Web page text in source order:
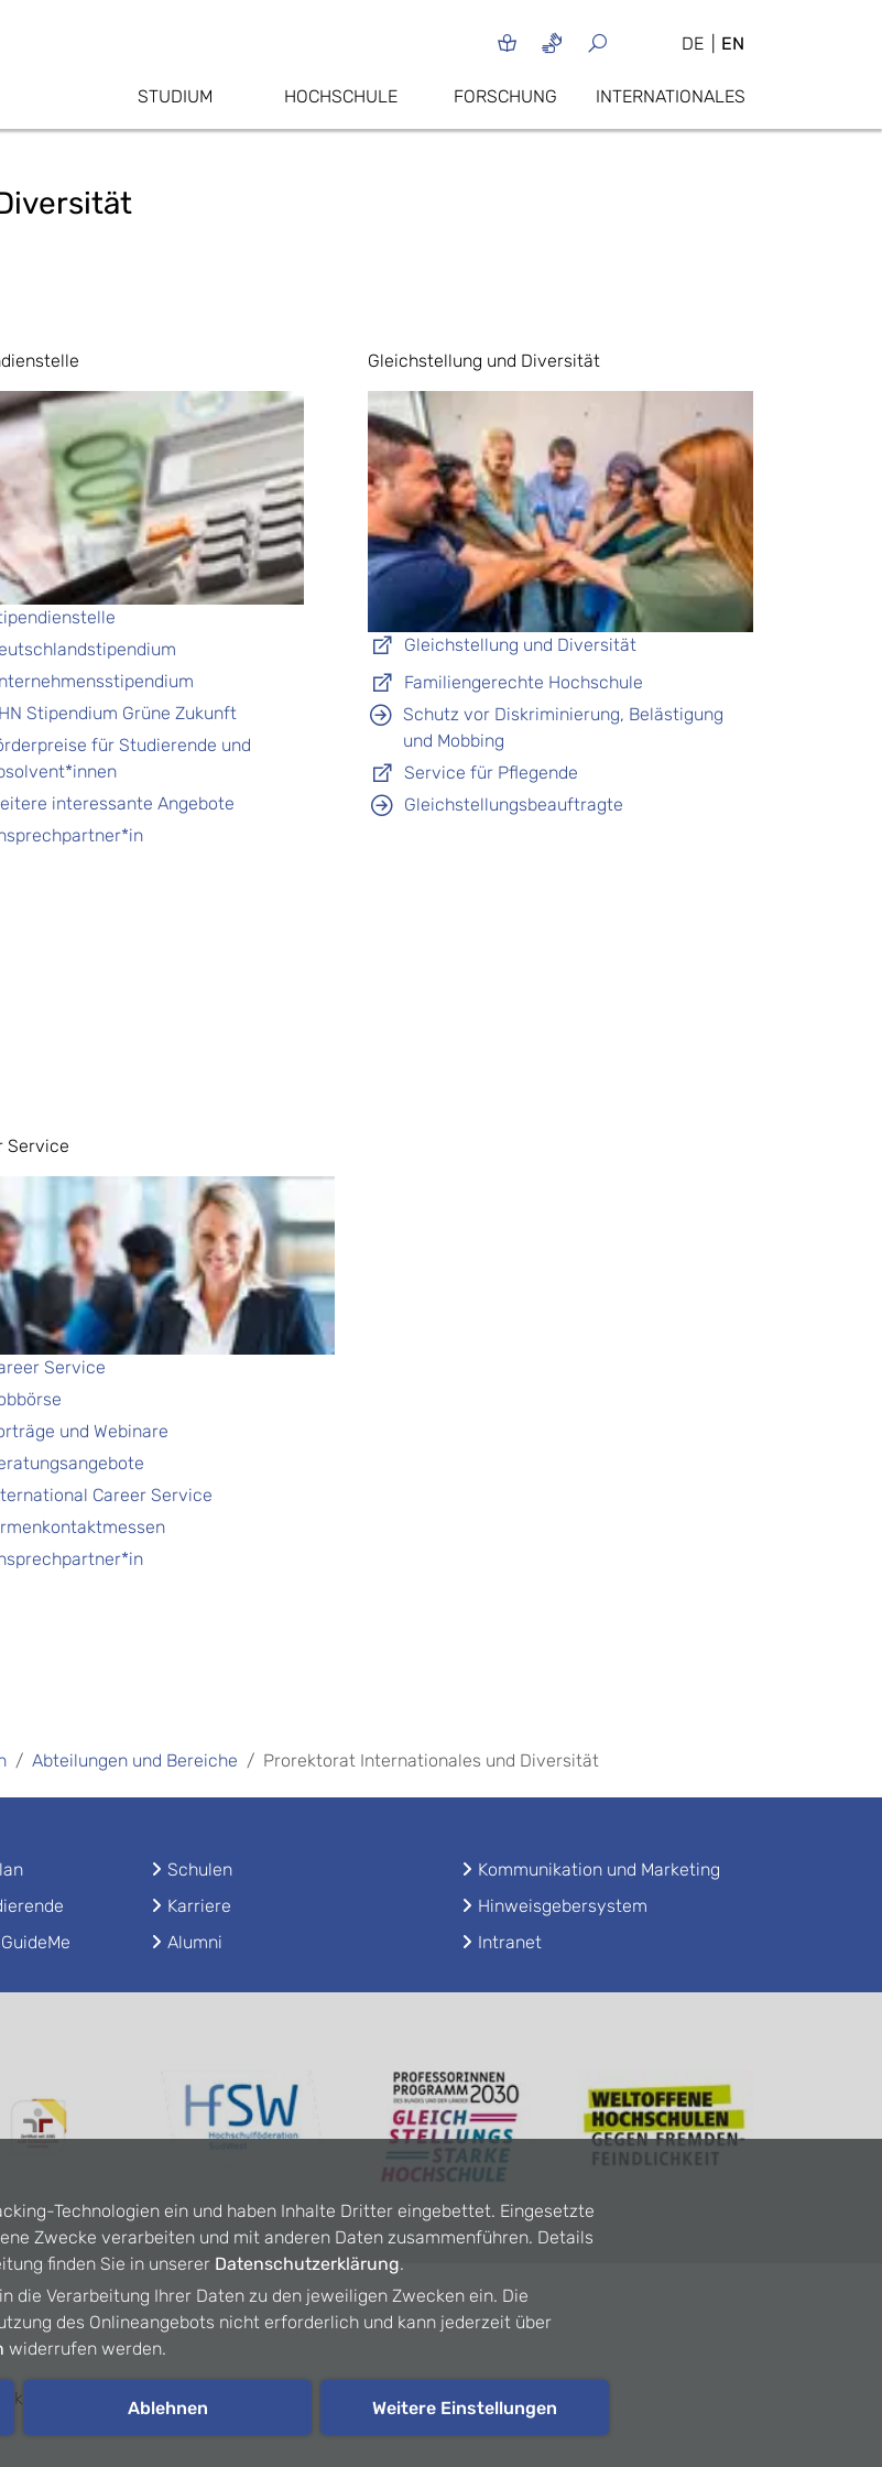
DE EN
STUDIUM HOCHSCHULE FORSCHUNG INTERNATIONALES
Stipendium Grüne Zukunft
für Studierende und
interessante Angebote
Gleichstellung und Diversität
Gleichstellung und Diversität
Familiengerechte Hochschule
Schutz vor Diskriminierung, Belästigung
und Mobbing
Service für Pflegende
Gleichstellungsbeauftragte
Service
Service
und Webinare
Career Service
Abteilungen und Bereiche Prorektorat Internationales und Diversität
Schulen
Karriere
Alumni
Kommunikation und Marketing
Hinweisgebersystem
Intranet
Technologien ein und haben Inhalte Dritter eingebettet. Eingesetzte
Zwecke verarbeiten und mit anderen Daten zusammenführen. Details
finden Sie in unserer Datenschutzerklärung.
die Verarbeitung Ihrer Daten zu den jeweiligen Zwecken ein. Die
des Onlineangebots nicht erforderlich und kann jederzeit über
widerrufen werden.
Ablehnen Weitere Einstellungen